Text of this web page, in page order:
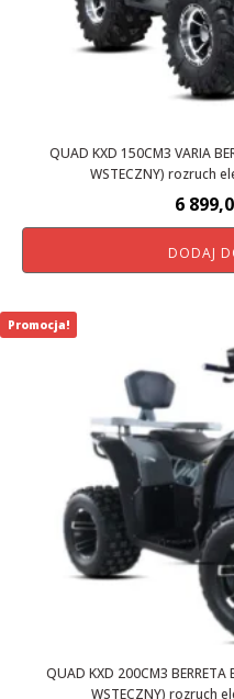
QUAD KXD 150CM3 VARIA
WSTECZNY) rozruch
6
DODAJ
QUAD KXD 200CM3
WSTECZNY) rozruch
Promocja!